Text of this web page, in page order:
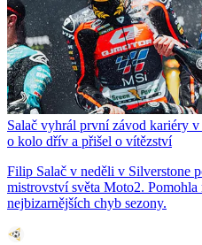
Salač vyhrál první závod kariéry
o kolo dřív a přišel o vítězství
Filip Salač v neděli v Silverstone
mistrovství světa Moto2.
nejbizarnějších chyb sezony.